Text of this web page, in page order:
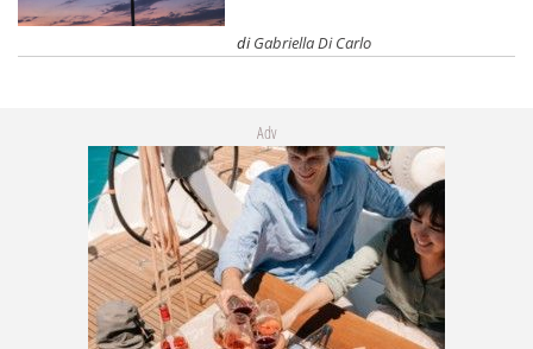
diGabriella Di Carlo
Adv